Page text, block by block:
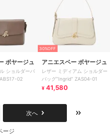
ボヤージュ
ショルダーバ
02
30%OFF
アニエスベー ボヤージュ
レザー ミディアム ショルダー
バッグ”Ingrid” ZAS04-01
¥ 41,580
次へ
ージ